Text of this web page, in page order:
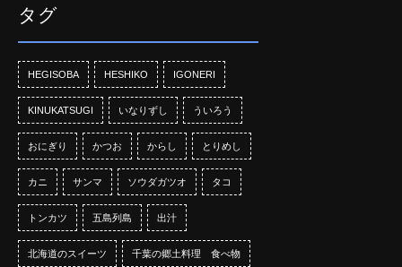
タグ
HEGISOBA HESHIKO IGONERI
KINUKATSUGI いなりずし ういろう
おにぎり かつお からし とりめし
カニ サンマ ソウダガツオ タコ
トンカツ 五島列島 出汁
北海道のスイーツ 千葉の郷土料理 食べ物